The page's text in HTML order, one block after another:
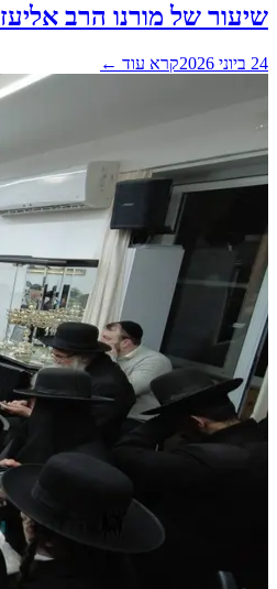
שיעור של מורנו הרב
24 ביוני 2026 קרא עוד ←